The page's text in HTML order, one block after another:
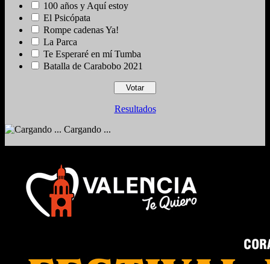
100 años y Aquí estoy
El Psicópata
Rompe cadenas Ya!
La Parca
Te Esperaré en mí Tumba
Batalla de Carabobo 2021
Resultados
Cargando ...